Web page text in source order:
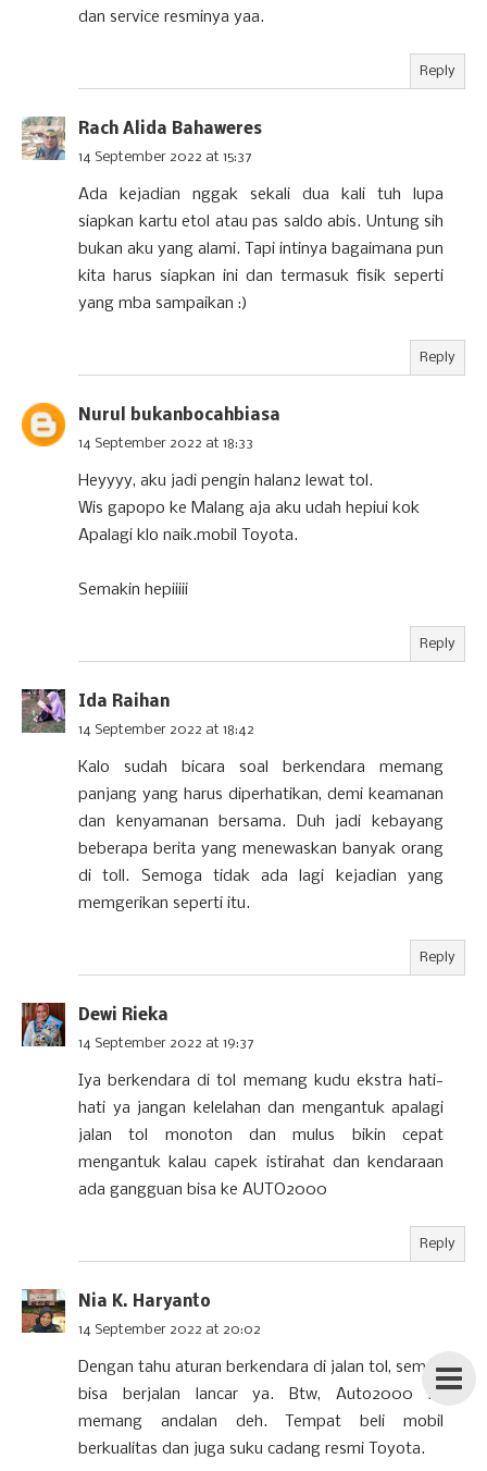
dan service resminya yaa.
Reply
Rach Alida Bahaweres
14 September 2022 at 15:37
Ada kejadian nggak sekali dua kali tuh lupa
siapkan kartu etol atau pas saldo abis. Untung sih
bukan aku yang alami. Tapi intinya bagaimana pun
kita harus siapkan ini dan termasuk fisik seperti
yang mba sampaikan :)
Reply
Nurul bukanbocahbiasa
14 September 2022 at 18:33
Heyyyy, aku jadi pengin halan2 lewat tol.
Wis gapopo ke Malang aja aku udah hepiui kok
Apalagi klo naik.mobil Toyota.
Semakin hepiiiii
Reply
Ida Raihan
14 September 2022 at 18:42
Kalo sudah bicara soal berkendara memang
panjang yang harus diperhatikan, demi keamanan
dan kenyamanan bersama. Duh jadi kebayang
beberapa berita yang menewaskan banyak orang
di toll. Semoga tidak ada lagi kejadian yang
memgerikan seperti itu.
Reply
Dewi Rieka
14 September 2022 at 19:37
Iya berkendara di tol memang kudu ekstra hati-
hati ya jangan kelelahan dan mengantuk apalagi
jalan tol monoton dan mulus bikin cepat
mengantuk kalau capek istirahat dan kendaraan
ada gangguan bisa ke AUTO2000
Reply
Nia K. Haryanto
14 September 2022 at 20:02
Dengan tahu aturan berkendara di jalan tol, semua
bisa berjalan lancar ya. Btw, Auto2000 ini
memang andalan deh. Tempat beli mobil
berkualitas dan juga suku cadang resmi Toyota.